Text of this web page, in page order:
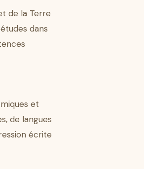
de la Terre
dans
et
de langues
écrite